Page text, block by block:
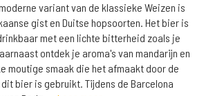
variant van de klassieke Weizen is
gist en Duitse hopsoorten. Het bier is
met een lichte bitterheid zoals je
ontdek je aroma's van mandarijn en
moutige smaak die het afmaakt door de
bier is gebruikt. Tijdens de Barcelona